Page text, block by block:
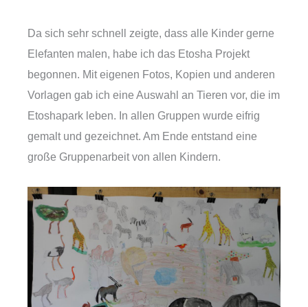
Da sich sehr schnell zeigte, dass alle Kinder gerne
Elefanten malen, habe ich das Etosha Projekt
begonnen. Mit eigenen Fotos, Kopien und anderen
Vorlagen gab ich eine Auswahl an Tieren vor, die im
Etoshapark leben. In allen Gruppen wurde eifrig
gemalt und gezeichnet. Am Ende entstand eine
große Gruppenarbeit von allen Kindern.